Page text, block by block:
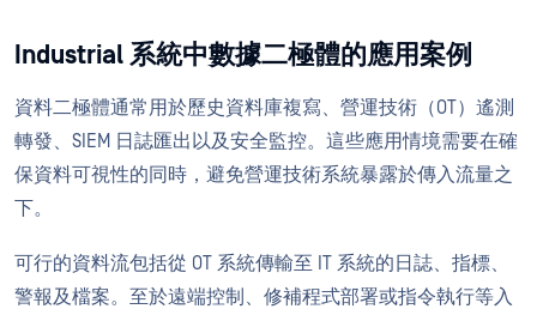
Industrial 系統中數據二極體的應用案例
資料二極體通常用於歷史資料庫複寫、營運技術（OT）遙測
轉發、SIEM 日誌匯出以及安全監控。這些應用情境需要在確
保資料可視性的同時，避免營運技術系統暴露於傳入流量之
下。
可行的資料流包括從 OT 系統傳輸至 IT 系統的日誌、指標、
警報及檔案。至於遠端控制、修補程式部署或指令執行等入